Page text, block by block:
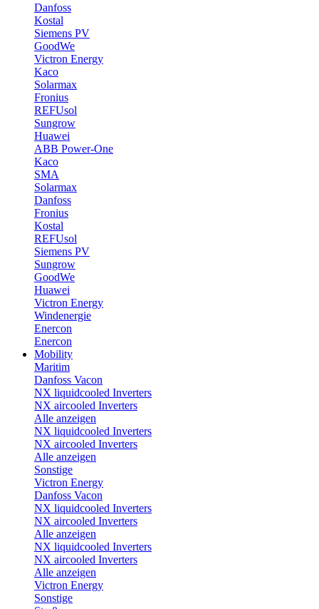
Danfoss
Kostal
Siemens PV
GoodWe
Victron Energy
Kaco
Solarmax
Fronius
REFUsol
Sungrow
Huawei
ABB Power-One
Kaco
SMA
Solarmax
Danfoss
Fronius
Kostal
REFUsol
Siemens PV
Sungrow
GoodWe
Huawei
Victron Energy
Windenergie
Enercon
Enercon
Mobility
Maritim
Danfoss Vacon
NX liquidcooled Inverters
NX aircooled Inverters
Alle anzeigen
NX liquidcooled Inverters
NX aircooled Inverters
Alle anzeigen
Sonstige
Victron Energy
Danfoss Vacon
NX liquidcooled Inverters
NX aircooled Inverters
Alle anzeigen
NX liquidcooled Inverters
NX aircooled Inverters
Alle anzeigen
Victron Energy
Sonstige